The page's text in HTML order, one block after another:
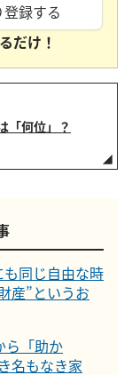
録する
だけ！
「何位」？
同じ自由な時
産”というお
ら「助か
名もなき家